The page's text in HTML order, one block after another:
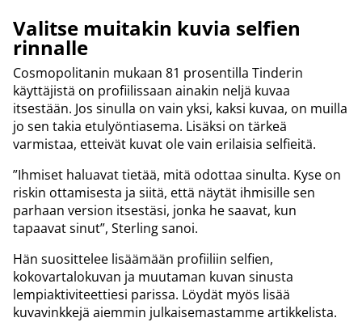
Valitse muitakin kuvia selfien
rinnalle
Cosmopolitanin mukaan 81 prosentilla Tinderin
käyttäjistä on profiilissaan ainakin neljä kuvaa
itsestään. Jos sinulla on vain yksi, kaksi kuvaa, on muilla
jo sen takia etulyöntiasema. Lisäksi on tärkeä
varmistaa, etteivät kuvat ole vain erilaisia selfieitä.
”Ihmiset haluavat tietää, mitä odottaa sinulta. Kyse on
riskin ottamisesta ja siitä, että näytät ihmisille sen
parhaan version itsestäsi, jonka he saavat, kun
tapaavat sinut”, Sterling sanoi.
Hän suosittelee lisäämään profiiliin selfien,
kokovartalokuvan ja muutaman kuvan sinusta
lempiaktiviteettiesi parissa. Löydät myös lisää
kuvavinkkejä aiemmin julkaisemastamme artikkelista.